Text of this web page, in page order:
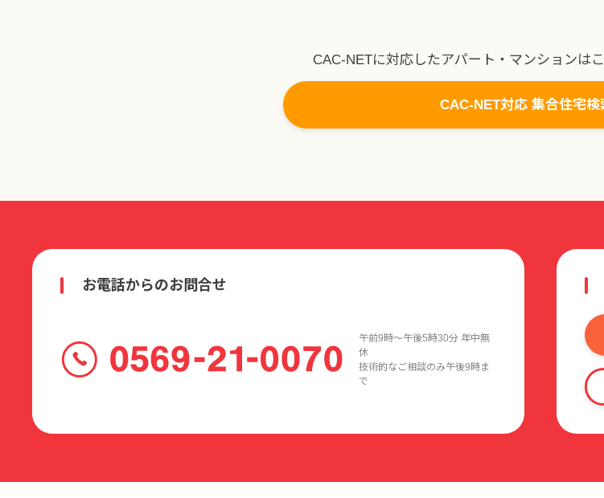
CAC-NETに対応したアパート・マンションは
CAC-NET対応 集合住宅検
お電話からのお問合せ
午前9時〜午後5時30分 年中無
休
技術的なご相談のみ午後9時ま
で